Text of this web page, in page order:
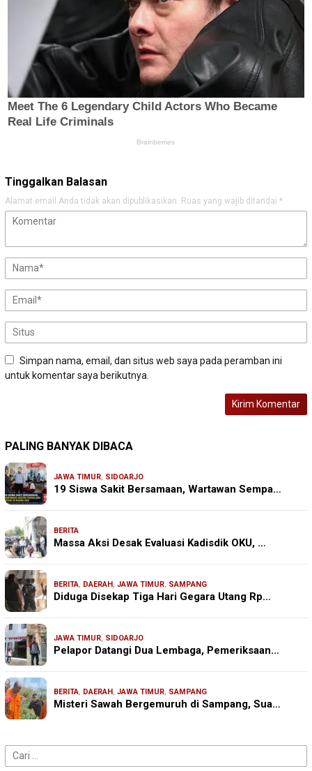
Tinggalkan Balasan
Alamat email Anda tidak akan dipublikasikan. Ruas yang wajib ditandai *
Simpan nama, email, dan situs web saya pada peramban ini
untuk komentar saya berikutnya.
PALING BANYAK DIBACA
JAWA TIMUR, SIDOARJO
19 Siswa Sakit Bersamaan, Wartawan Sempa…
BERITA
Massa Aksi Desak Evaluasi Kadisdik OKU, …
BERITA, DAERAH, JAWA TIMUR, SAMPANG
Diduga Disekap Tiga Hari Gegara Utang Rp…
JAWA TIMUR, SIDOARJO
Pelapor Datangi Dua Lembaga, Pemeriksaan…
BERITA, DAERAH, JAWA TIMUR, SAMPANG
Misteri Sawah Bergemuruh di Sampang, Sua…
Cari
untuk: